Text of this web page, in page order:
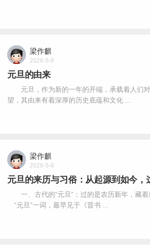
梁作麒
2026-5-8
元旦的由来
元旦，作为新的一年的开端，承载着人们对
望，其由来有着深厚的历史底蕴和文化 ...
梁作麒
2026-5-8
元旦的来历与习俗：从起源到如今，
一、古代的“元旦”：过的是农历新年，藏
“元旦”一词，最早见于《晋书 ...